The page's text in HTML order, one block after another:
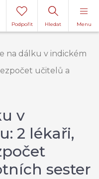
Menu
Hledat
Podpořit
na dálku v indickém
učitelů a
v
2 lékaři,
sester